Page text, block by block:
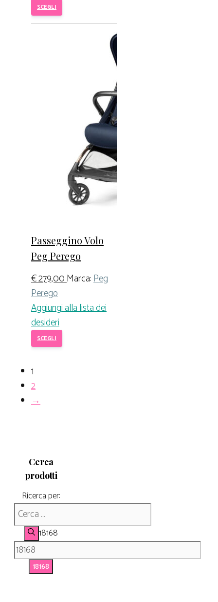
SCEGLI
Passeggino Volo
Peg Perego
€279,00Marca:Peg
Perego
Aggiungi alla lista dei
desideri
SCEGLI
1
2
→
Cerca
prodotti
Ricerca per:
18168